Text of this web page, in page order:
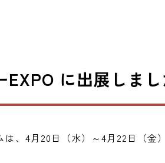
EXPO に出展しまし
は、4月20日（水）～4月22日（